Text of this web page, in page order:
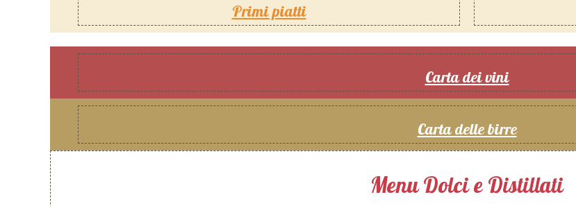
Primi piatti
Carta dei vini
Carta delle birre
Menu Dolci e Distillati